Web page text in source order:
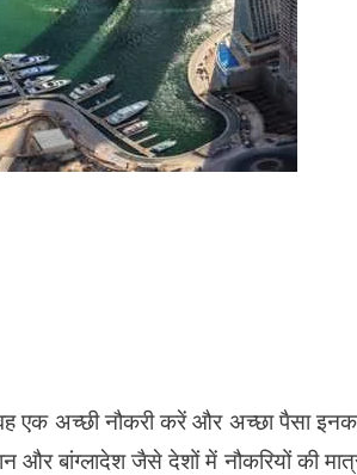
वह एक अच्छी नौकरी करें और अच्छा पैसा
बांग्लादेश जैसे देशों में नौकरियों की